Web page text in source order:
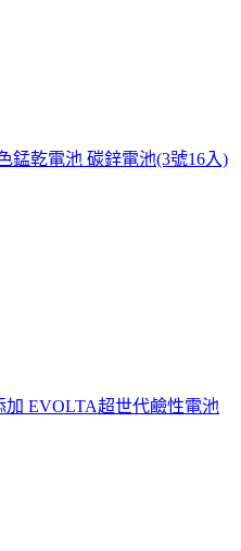
錳乾電池 碳鋅電池(3號16入)
加 EVOLTA超世代鹼性電池